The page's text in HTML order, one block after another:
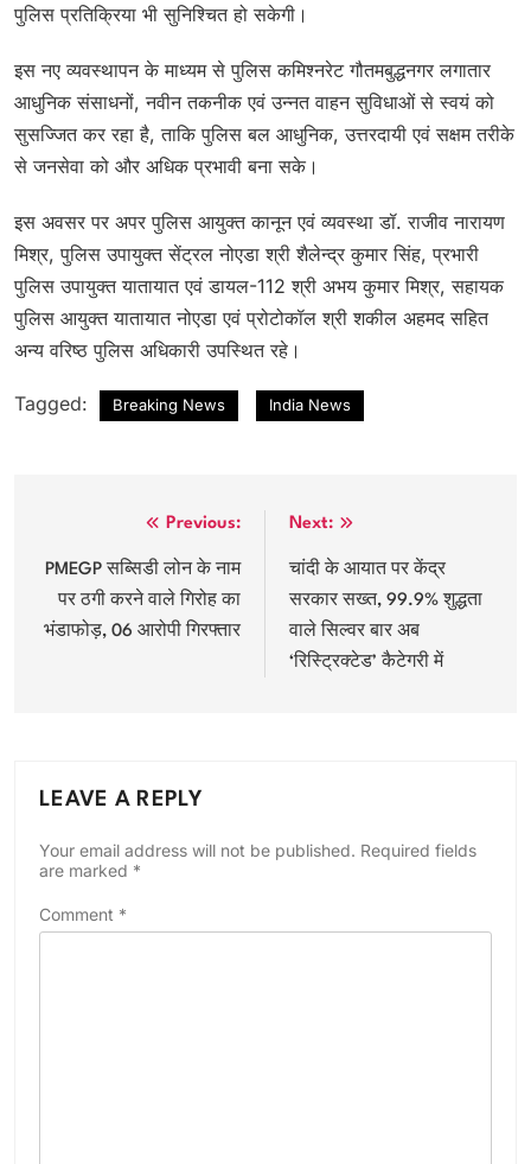
पुलिस प्रतिक्रिया भी सुनिश्चित हो सकेगी।
इस नए व्यवस्थापन के माध्यम से पुलिस कमिश्नरेट गौतमबुद्धनगर लगातार
आधुनिक संसाधनों, नवीन तकनीक एवं उन्नत वाहन सुविधाओं से स्वयं को
सुसज्जित कर रहा है, ताकि पुलिस बल आधुनिक, उत्तरदायी एवं सक्षम तरीके
से जनसेवा को और अधिक प्रभावी बना सके।
इस अवसर पर अपर पुलिस आयुक्त कानून एवं व्यवस्था डॉ. राजीव नारायण
मिश्र, पुलिस उपायुक्त सेंट्रल नोएडा श्री शैलेन्द्र कुमार सिंह, प्रभारी
पुलिस उपायुक्त यातायात एवं डायल-112 श्री अभय कुमार मिश्र, सहायक
पुलिस आयुक्त यातायात नोएडा एवं प्रोटोकॉल श्री शकील अहमद सहित
अन्य वरिष्ठ पुलिस अधिकारी उपस्थित रहे।
Tagged: Breaking News India News
navigation
Previous:
PMEGP सब्सिडी लोन के नाम
पर ठगी करने वाले गिरोह का
भंडाफोड़, 06 आरोपी गिरफ्तार
Next:
चांदी के आयात पर केंद्र
सरकार सख्त, 99.9% शुद्धता
वाले सिल्वर बार अब
‘रिस्ट्रिक्टेड’ कैटेगरी में
LEAVE A REPLY
Your email address will not be published. Required fields
are marked *
Comment *